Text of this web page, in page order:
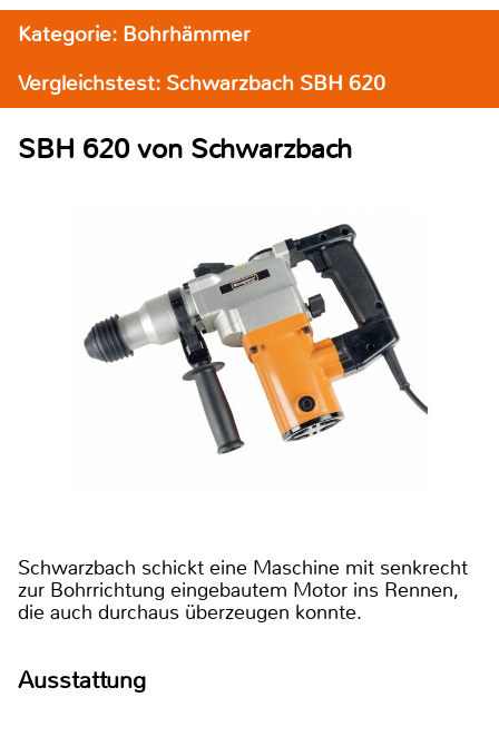
Kategorie: Bohrhämmer
Vergleichstest: Schwarzbach SBH 620
SBH 620 von Schwarzbach
Schwarzbach schickt eine Maschine mit senkrecht
zur Bohrrichtung eingebautem Motor ins Rennen,
die auch durchaus überzeugen konnte.
Ausstattung